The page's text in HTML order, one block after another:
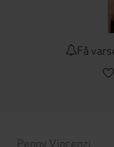
Få
Penny Vincenzi